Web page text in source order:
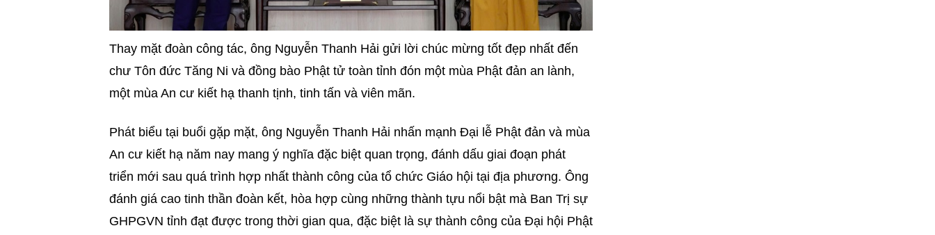
Thay mặt đoàn công tác, ông Nguyễn Thanh Hải gửi lời chúc mừng tốt đẹp nhất đến
chư Tôn đức Tăng Ni và đồng bào Phật tử toàn tỉnh đón một mùa Phật đản an lành,
một mùa An cư kiết hạ thanh tịnh, tinh tấn và viên mãn.
Phát biểu tại buổi gặp mặt, ông Nguyễn Thanh Hải nhấn mạnh Đại lễ Phật đản và mùa
An cư kiết hạ năm nay mang ý nghĩa đặc biệt quan trọng, đánh dấu giai đoạn phát
triển mới sau quá trình hợp nhất thành công của tổ chức Giáo hội tại địa phương. Ông
đánh giá cao tinh thần đoàn kết, hòa hợp cùng những thành tựu nổi bật mà Ban Trị sự
GHPGVN tỉnh đạt được trong thời gian qua, đặc biệt là sự thành công của Đại hội Phật